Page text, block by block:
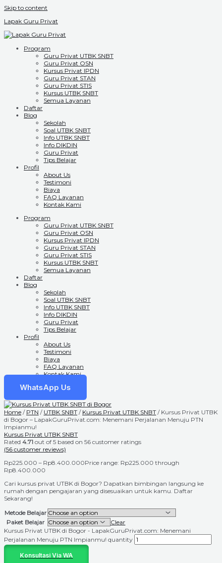
Skip to content
Lapak Guru Privat
Program
Guru Privat UTBK SNBT
Guru Privat OSN
Kursus Privat IPDN
Guru Privat STAN
Guru Privat STIS
Kursus UTBK SNBT
Semua Layanan
Daftar
Blog
Sekolah
Soal UTBK SNBT
Info UTBK SNBT
Info DIKDIN
Guru Privat
Tips Belajar
Profil
About Us
Testimoni
Biaya
FAQ Layanan
Kontak Kami
Program
Guru Privat UTBK SNBT
Guru Privat OSN
Kursus Privat IPDN
Guru Privat STAN
Guru Privat STIS
Kursus UTBK SNBT
Semua Layanan
Daftar
Blog
Sekolah
Soal UTBK SNBT
Info UTBK SNBT
Info DIKDIN
Guru Privat
Tips Belajar
Profil
About Us
Testimoni
Biaya
FAQ Layanan
Kontak Kami
WhatsApp Us
Home / PTN / UTBK SNBT / Kursus Privat UTBK SNBT / Kursus Privat UTBK
di Bogor – LapakGuruPrivat.com: Menemani Perjalanan Menuju PTN
Impianmu!
Kursus Privat UTBK SNBT
Rated 4.71 out of 5 based on 56 customer ratings
(56 customer reviews)
Rp225.000 – Rp8.400.000Price range: Rp225.000 through
Rp8.400.000
Cari kursus privat UTBK di Bogor? Dapatkan bimbingan langsung ke
rumah dengan pengajaran yang disesuaikan untuk kamu. Daftar
Sekarang!
Metode Belajar
Paket Belajar
Clear
Kursus Privat UTBK di Bogor - LapakGuruPrivat.com: Menemani
Perjalanan Menuju PTN Impianmu! quantity
Konsultasi Via WA